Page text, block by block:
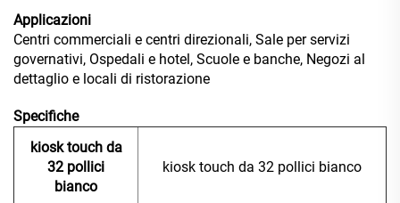
Applicazioni
Centri commerciali e centri direzionali, Sale per servizi
governativi, Ospedali e hotel, Scuole e banche, Negozi al
dettaglio e locali di ristorazione
Specifiche
kiosk touch da
32 pollici
bianco
kiosk touch da 32 pollici bianco